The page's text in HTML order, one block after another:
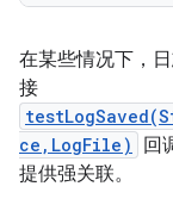
在某些情况下，
接
ce,LogFile)
回
提供强关联。